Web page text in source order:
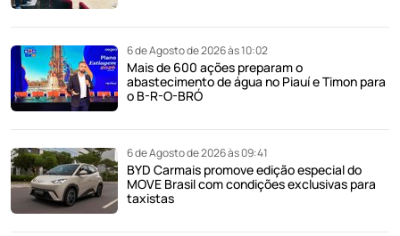
6 de Agosto de 2026 às 10:02
Mais de 600 ações preparam o
abastecimento de água no Piauí e Timon para
o B-R-O-BRÓ
6 de Agosto de 2026 às 09:41
BYD Carmais promove edição especial do
MOVE Brasil com condições exclusivas para
taxistas